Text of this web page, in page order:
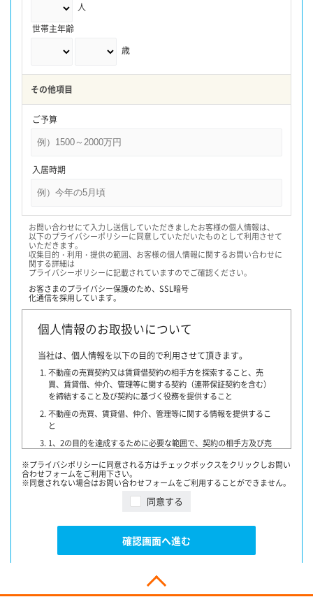
人
世帯主年齢
歳
その他項目
ご予算
入居時期
お問い合わせにて入力し送信していただきましたお客様の個人情報は、
以下のプライバシーポリシーに同意していただいたものとして利用させて
いただきます。
収集目的・利用・提供の範囲、お客様の個人情報に関するお問い合わせに
関する詳細は
プライバシーポリシーに記載されていますのでご確認ください。
お客さまのプライバシー保護のため、 SSL暗号
化通信を採用しています。
個人情報のお取扱いについて
当社は、個人情報を以下の目的で利用させて頂きます。
不動産の売買契約又は賃貸借契約の相手方を探索すること、売
買、賃貸借、仲介、管理等に関する契約（連帯保証契約を含む）
を締結すること及び契約に基づく役務を提供すること
不動産の売買、賃貸借、仲介、管理等に関する情報を提供するこ
と
1、2の目的を達成するために必要な範囲で、契約の相手方及び売
情報を書面又はインターネットで提供する者・団体・広告会社、
融資に関わる金融機関、登記等に関わる司法書士その他専門家、
提携損害保険会社、不動産管理業者、保証委託会社又はお客様の
同意を得た第三者に対して提供すること
機構に通知致します。
指定流通機構は、物件情報及び成約情報（成約情報は、売主
様・買主様・貸主様・借主様の氏名を含まず、物件の概要・契
通機構の会員たる宅地建物取引業者や公的な団体に電子データ
や紙媒体で提供することなどの宅地建物取引業法に規定された
※プライバシポリシーに同意される方はチェックボックスをクリックしお問い
合わせフォームをご利用下さい。
※同意されない場合はお問い合わせフォームをご利用することができません。
同意する
確認画面へ進む